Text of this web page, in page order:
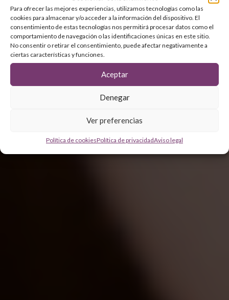
Para ofrecer las mejores experiencias, utilizamos tecnologías como las
cookies para almacenar y/o acceder a la información del dispositivo. El
consentimiento de estas tecnologías nos permitirá procesar datos como el
comportamiento de navegación o las identificaciones únicas en este sitio.
No consentir o retirar el consentimiento, puede afectar negativamente a
ciertas características y funciones.
Aceptar
Denegar
Ver preferencias
Política de cookiesPolítica de privacidadAviso legal